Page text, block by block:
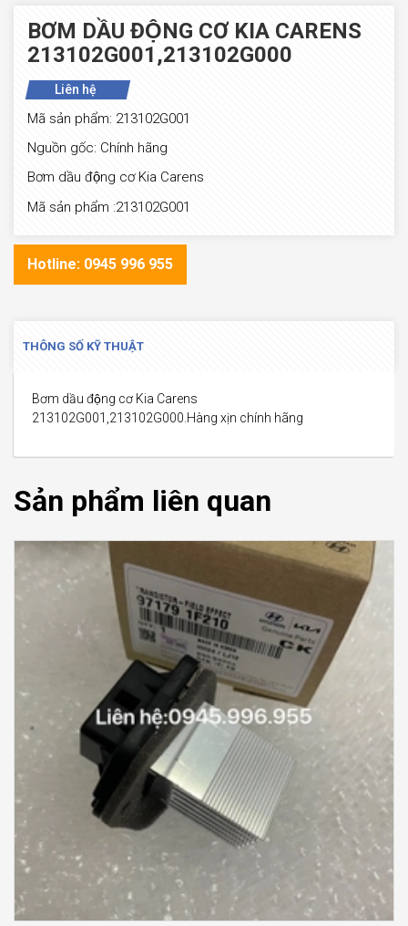
BƠM DẦU ĐỘNG CƠ KIA CARENS
213102G001,213102G000
Liên hệ
Mã sản phẩm: 213102G001
Nguồn gốc: Chính hãng
Bơm dầu động cơ Kia Carens
Mã sản phẩm :213102G001
Hotline: 0945 996 955
THÔNG SỐ KỸ THUẬT
Bơm dầu động cơ Kia Carens
213102G001,213102G000.Hàng xịn chính hãng
Sản phẩm liên quan